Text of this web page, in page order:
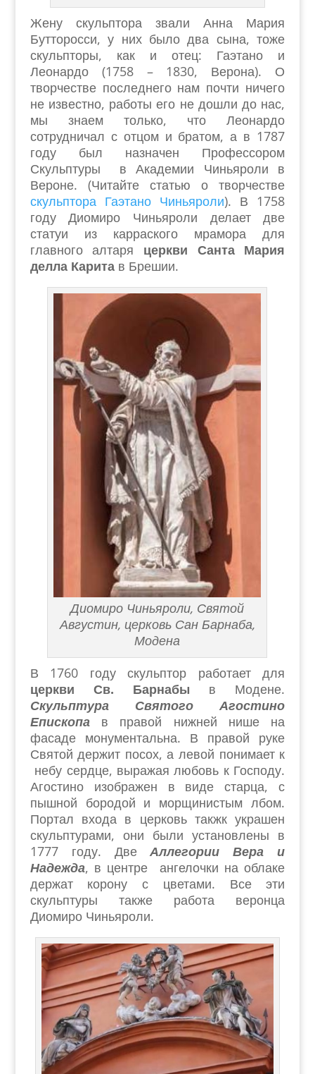
Жену скульптора звали Анна Мария
Бутторосси, у них было два сына, тоже
скульпторы, как и отец: Гаэтано и
Леонардо (1758 – 1830, Верона). О
творчестве последнего нам почти ничего
не известно, работы его не дошли до нас,
мы знаем только, что Леонардо
сотрудничал с отцом и братом, а в 1787
году был назначен Профессором
Скульптуры в Академии Чиньяроли в
Вероне. (Читайте статью о творчестве
скульптора Гаэтано Чиньяроли). В 1758
году Диомиро Чиньяроли делает две
статуи из карраского мрамора для
главного алтаря церкви Санта Мария
делла Каритав Брешии.
Диомиро Чиньяроли, Святой
Августин, церковь Сан Барнаба,
Модена
В 1760 году скульптор работает для
церкви Св. Барнабы в Модене.
Скульптура Святого Агостино
Епископав правой нижней нише на
фасаде монументальна. В правой руке
Святой держит посох, а левой понимает к
небу сердце, выражая любовь к Господу.
Агостино изображен в виде старца, с
пышной бородой и морщинистым лбом.
Портал входа в церковь такжк украшен
скульптурами, они были установлены в
1777 году. ДвеАллегории Вера и
Надежда, в центре ангелочки на облаке
держат корону с цветами. Все эти
скульптуры также работа веронца
Диомиро Чиньяроли.